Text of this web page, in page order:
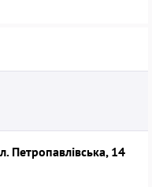
поверхню, увімкнути в
як для домашнього
з несильним
подати порцію
відчутно
пристрою,
та цілісність
Петропавлівська, 14